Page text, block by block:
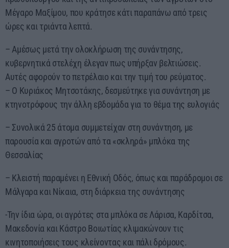
Μέγαρο Μαξίμου, που κράτησε κάτι παραπάνω από τρεις
ώρες και τριάντα λεπτά.
– Αμέσως μετά την ολοκλήρωση της συνάντησης,
κυβερνητικά στελέχη έλεγαν πως υπήρξαν βελτιώσεις.
Αυτές αφορούν το πετρέλαιο και την τιμή του ρεύματος.
– Ο Κυριάκος Μητσοτάκης, δεσμεύτηκε για συνάντηση με
κτηνοτρόφους την άλλη εβδομάδα για το θέμα της ευλογιάς
– Συνολικά 25 άτομα συμμετείχαν στη συνάντηση, με
παρουσία και αγροτών από τα «σκληρά» μπλόκα της
Θεσσαλίας
– Κλειστή παραμένει η Εθνική Οδός, όπως και παράδρομοι σε
Μάλγαρα και Νίκαια, στη διάρκεια της συνάντησης
-Την ίδια ώρα, οι αγρότες στα μπλόκα σε Λάρισα, Καρδίτσα,
Μακεδονία και Κάστρο Βοιωτίας κλιμακώνουν τις
κινητοποιήσεις τους κλείνοντας και πάλι δρόμους.